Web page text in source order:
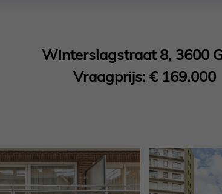
Winterslagstraat 8, 3600
Vraagprijs: € 169.000